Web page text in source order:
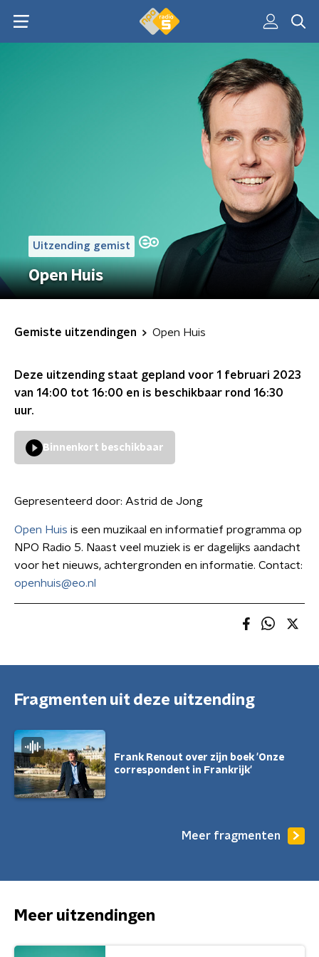
Uitzending gemist
Open Huis
Gemiste uitzendingen Open Huis
Deze uitzending staat gepland voor 1 februari 2023
van 14:00 tot 16:00 en is beschikbaar rond 16:30
uur.
Binnenkort beschikbaar
Gepresenteerd door: Astrid de Jong
Open Huis is een muzikaal en informatief programma op
NPO Radio 5. Naast veel muziek is er dagelijks aandacht
voor het nieuws, achtergronden en informatie. Contact:
openhuis@eo.nl
Fragmenten uit deze uitzending
Frank Renout over zijn boek 'Onze
correspondent in Frankrijk'
Meer fragmenten
Meer uitzendingen